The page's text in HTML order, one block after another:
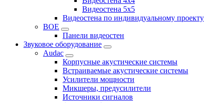
Видеостена 5x5
Видеостена по индивидуальному проекту
BOE
Панели видеостен
Звуковое оборудование
Audac
Корпусные акустические системы
Встраиваемые акустические системы
Усилители мощности
Микшеры, предусилители
Источники сигналов